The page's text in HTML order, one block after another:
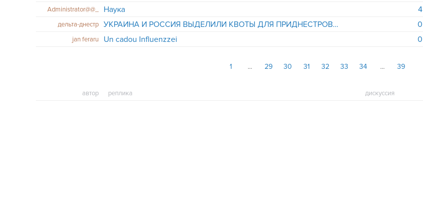
Administrator@@_
Наука 4
дельта-днестр
УКРАИНА И РОССИЯ ВЫДЕЛИЛИ КВОТЫ ДЛЯ ПРИДНЕСТРОВСКИХ АБИТУРИЕНТОВ 0
jan feraru
Un cadou Influenzzei 0
1 29 30 31 32 33 34 39
автор реплика дискуссия